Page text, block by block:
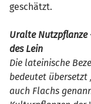
geschätzt.
Uralte Nutzpflanze
des Lein
Die lateinische
bedeutet übersetzt
auch Flachs